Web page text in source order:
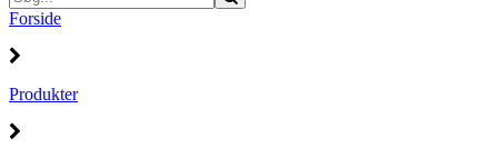
Forside
Produkter